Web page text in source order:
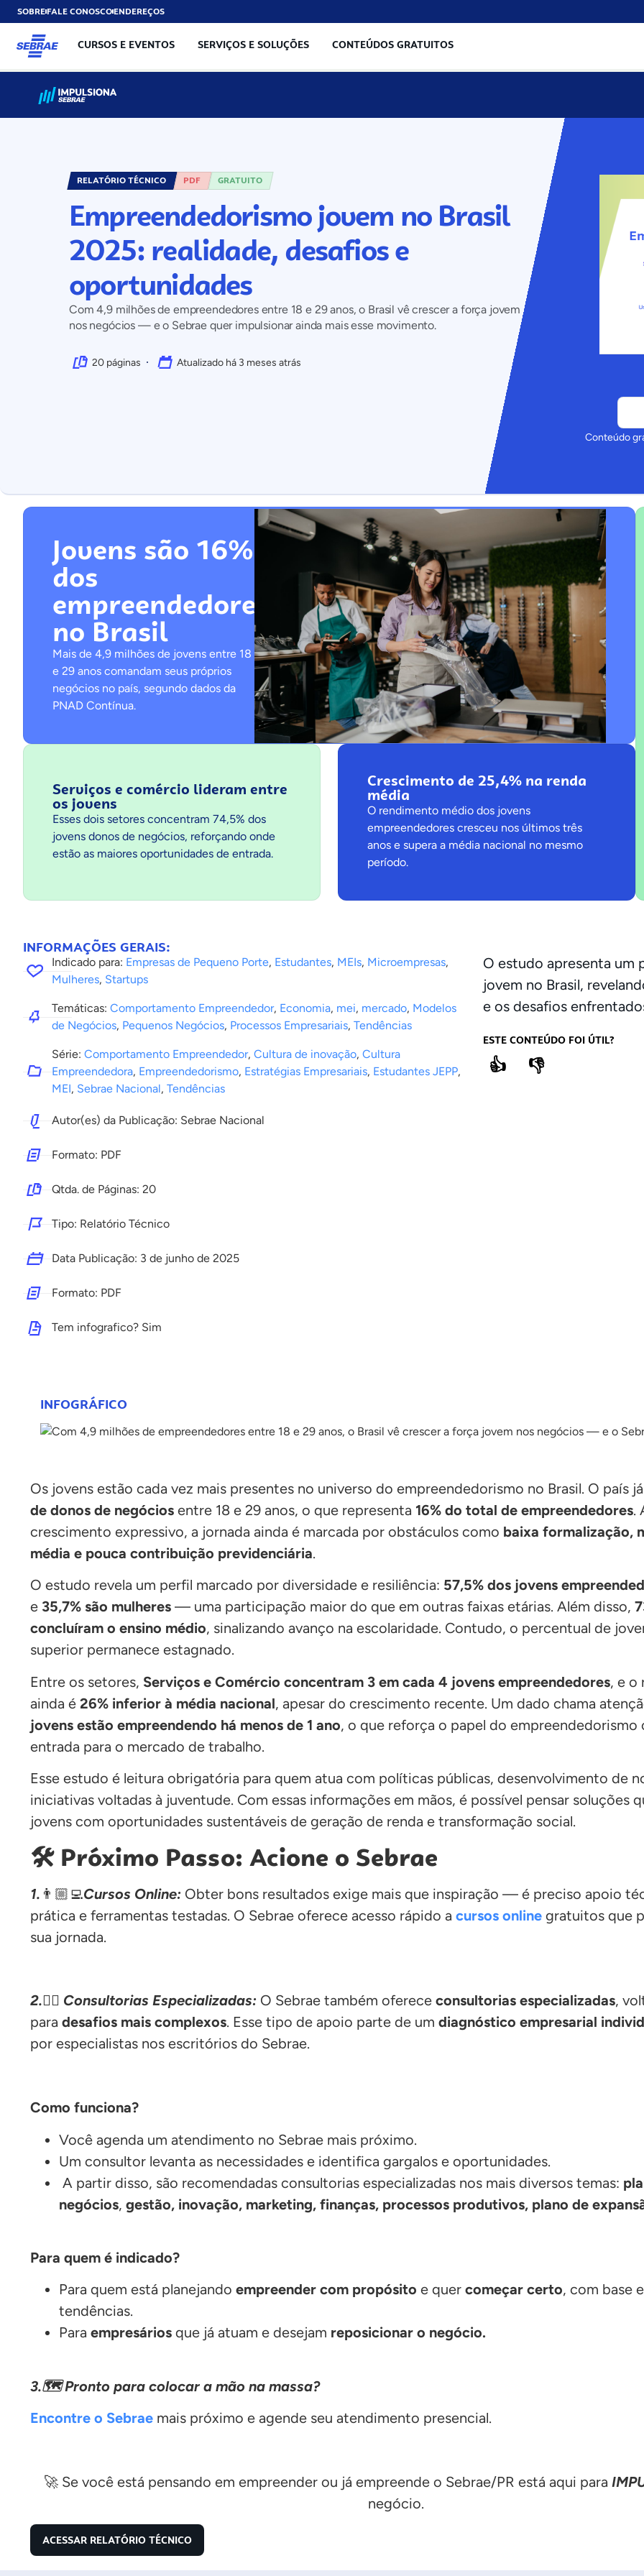
SOBREFALE CONOSCOENDEREÇOS
CURSOS E EVENTOS SERVIÇOS E SOLUÇÕES CONTEÚDOS GRATUITOS
RELATÓRIO TÉCNICO PDF GRATUITO
Empreendedorismo jovem no Brasil
2025: realidade, desafios e
oportunidades
Com 4,9 milhões de empreendedores entre 18 e 29 anos, o Brasil vê crescer a força jovem
nos negócios — e o Sebrae quer impulsionar ainda mais esse movimento.
20 páginas Atualizado há 3 meses atrás
Conteúdo
Jovens são 16%
dos
empreendedores
no Brasil
Mais de 4,9 milhões de jovens entre 18
e 29 anos comandam seus próprios
negócios no país, segundo dados da
PNAD Contínua.
Serviços e comércio lideram entre
os jovens
Esses dois setores concentram 74,5% dos
jovens donos de negócios, reforçando onde
estão as maiores oportunidades de entrada.
Crescimento de 25,4% na renda
média
O rendimento médio dos jovens
empreendedores cresceu nos últimos três
anos e supera a média nacional no mesmo
período.
INFORMAÇÕES GERAIS:
Indicado para: Empresas de Pequeno Porte, Estudantes, MEIs, Microempresas,
Mulheres, Startups
Temáticas: Comportamento Empreendedor, Economia, mei, mercado, Modelos
de Negócios, Pequenos Negócios, Processos Empresariais, Tendências
Série: Comportamento Empreendedor, Cultura de inovação, Cultura
Empreendedora, Empreendedorismo, Estratégias Empresariais, Estudantes JEPP,
MEI, Sebrae Nacional, Tendências
Autor(es) da Publicação: Sebrae Nacional
Formato: PDF
Qtda. de Páginas: 20
Tipo: Relatório Técnico
Data Publicação: 3 de junho de 2025
Formato: PDF
Tem infografico? Sim
O estudo apresenta um
jovem no Brasil,
e os desafios
ESTE CONTEÚDO FOI ÚTIL?
👍 👎
INFOGRÁFICO
Os jovens estão cada vez mais presentes no universo do empreendedorismo no Brasil. O país
de donos de negócios entre 18 e 29 anos, o que representa 16% do total de empreendedores.
crescimento expressivo, a jornada ainda é marcada por obstáculos como baixa formalização,
média e pouca contribuição previdenciária.
O estudo revela um perfil marcado por diversidade e resiliência: 57,5% dos jovens
e 35,7% são mulheres — uma participação maior do que em outras faixas etárias. Além disso,
concluíram o ensino médio, sinalizando avanço na escolaridade. Contudo, o percentual de
superior permanece estagnado.
Entre os setores, Serviços e Comércio concentram 3 em cada 4 jovens empreendedores, e o
ainda é 26% inferior à média nacional, apesar do crescimento recente. Um dado chama
jovens estão empreendendo há menos de 1 ano, o que reforça o papel do
entrada para o mercado de trabalho.
Esse estudo é leitura obrigatória para quem atua com políticas públicas, desenvolvimento de
iniciativas voltadas à juventude. Com essas informações em mãos, é possível pensar soluções
jovens com oportunidades sustentáveis de geração de renda e transformação social.
🛠️ Próximo Passo: Acione o Sebrae
1. 👨🏼‍💻Cursos Online: Obter bons resultados exige mais que inspiração — é preciso apoio
prática e ferramentas testadas. O Sebrae oferece acesso rápido a cursos online gratuitos que
sua jornada.
2.🕵🏽 Consultorias Especializadas: O Sebrae também oferece consultorias especializadas,
para desafios mais complexos. Esse tipo de apoio parte de um diagnóstico empresarial
por especialistas nos escritórios do Sebrae.
Como funciona?
Você agenda um atendimento no Sebrae mais próximo.
Um consultor levanta as necessidades e identifica gargalos e oportunidades.
A partir disso, são recomendadas consultorias especializadas nos mais diversos temas:
negócios, gestão, inovação, marketing, finanças, processos produtivos, plano de
Para quem é indicado?
Para quem está planejando empreender com propósito e quer começar certo, com base
tendências.
Para empresários que já atuam e desejam reposicionar o negócio.
3.🗺️ Pronto para colocar a mão na massa?
Encontre o Sebrae mais próximo e agende seu atendimento presencial.
🚀 Se você está pensando em empreender ou já empreende o Sebrae/PR está aqui para
negócio.
ACESSAR RELATÓRIO TÉCNICO